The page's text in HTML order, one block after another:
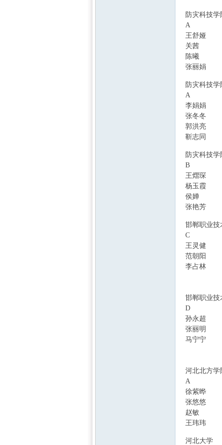
防灾科技学
A
王舒娅
关茜
陈曦
张丽娟
防灾科技学
A
李娟娟
张冬冬
郭洪亮
靳志同
防灾科技学
B
王熠琛
杨玉霞
侯婵
张艳芳
邯郸职业技
C
王灵健
范朝阳
李占林
邯郸职业技
D
孙永超
张丽明
马宁宁
河北北方学
A
徐紫晔
张悠悠
赵敏
王玮玮
河北大学